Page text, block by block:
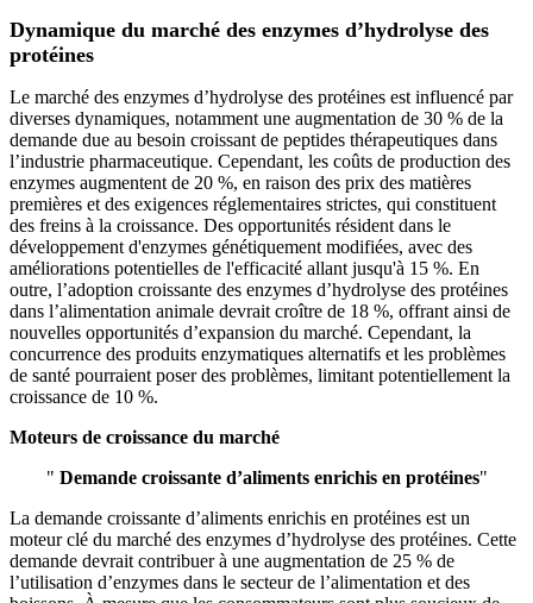
Dynamique du marché des enzymes d’hydrolyse des
protéines
Le marché des enzymes d’hydrolyse des protéines est influencé par
diverses dynamiques, notamment une augmentation de 30 % de la
demande due au besoin croissant de peptides thérapeutiques dans
l’industrie pharmaceutique. Cependant, les coûts de production des
enzymes augmentent de 20 %, en raison des prix des matières
premières et des exigences réglementaires strictes, qui constituent
des freins à la croissance. Des opportunités résident dans le
développement d'enzymes génétiquement modifiées, avec des
améliorations potentielles de l'efficacité allant jusqu'à 15 %. En
outre, l’adoption croissante des enzymes d’hydrolyse des protéines
dans l’alimentation animale devrait croître de 18 %, offrant ainsi de
nouvelles opportunités d’expansion du marché. Cependant, la
concurrence des produits enzymatiques alternatifs et les problèmes
de santé pourraient poser des problèmes, limitant potentiellement la
croissance de 10 %.
Moteurs de croissance du marché
" Demande croissante d’aliments enrichis en protéines"
La demande croissante d’aliments enrichis en protéines est un
moteur clé du marché des enzymes d’hydrolyse des protéines. Cette
demande devrait contribuer à une augmentation de 25 % de
l’utilisation d’enzymes dans le secteur de l’alimentation et des